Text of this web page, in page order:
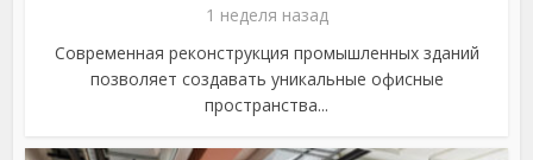
1 неделя назад
Современная реконструкция промышленных зданий
позволяет создавать уникальные офисные
пространства...